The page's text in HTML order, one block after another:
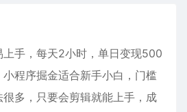
上手，每天2小时，单日变现500
小程序掘金适合新手小白，门槛
多，只要会剪辑就能上手，成